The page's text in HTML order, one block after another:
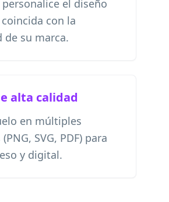
el diseño
con la
de su marca.
alta calidad
en múltiples
SVG, PDF) para
y digital.